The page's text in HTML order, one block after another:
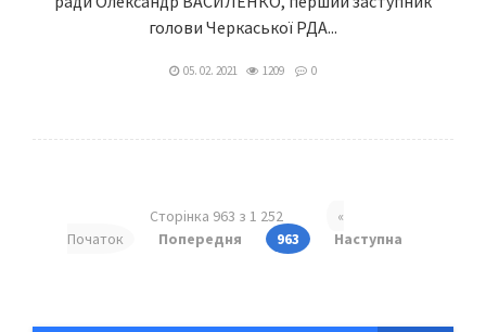
голови Черкаської РДА...
05. 02. 2021 1209 0
Сторінка 963 з 1 252
«
Початок
Попередня 963 Наступна